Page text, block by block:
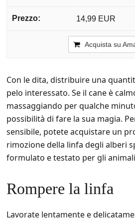
14,99 EUR
Acquista su
Con le dita, distribuire una
pelo interessato. Se il cane è
massaggiando per qualche
possibilità di fare la sua magia.
sensibile, potete acquistare un
rimozione della linfa degli alberi
formulato e testato per gli
Rompere la linfa
Lavorate lentamente e